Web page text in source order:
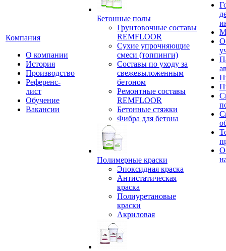
Компания
О компании
История
Производство
Референс-
лист
Обучение
Вакансии
Бетонные полы
Грунтовочные составы
REMFLOOR
Сухие упрочняющие
смеси (топпинги)
Составы по уходу за
свежевыложенным
бетоном
Ремонтные составы
REMFLOOR
Бетонные стяжки
Фибра для бетона
Полимерные краски
Эпоксидная краска
Антистатическая
краска
Полиуретановые
краски
Акриловая